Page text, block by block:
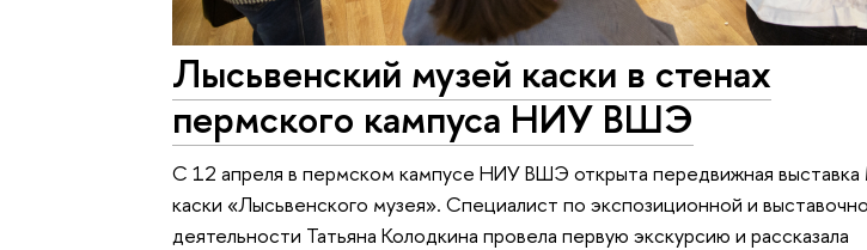
Лысьвенский музей каски в стенах
пермского кампуса НИУ ВШЭ
С 12 апреля в пермском кампусе НИУ ВШЭ открыта передвижная выставка
каски «Лысьвенского музея». Специалист по экспозиционной и
деятельности Татьяна Колодкина провела первую экскурсию и рассказала